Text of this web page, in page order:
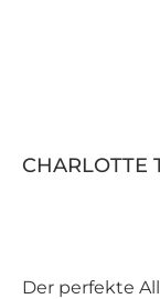
Der perfekte